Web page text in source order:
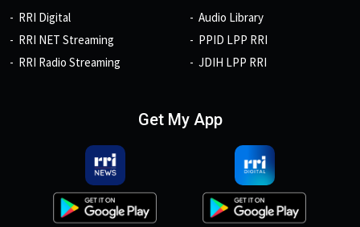
RRI Digital
RRI NET Streaming
RRI Radio Streaming
Audio Library
PPID LPP RRI
JDIH LPP RRI
Get My App